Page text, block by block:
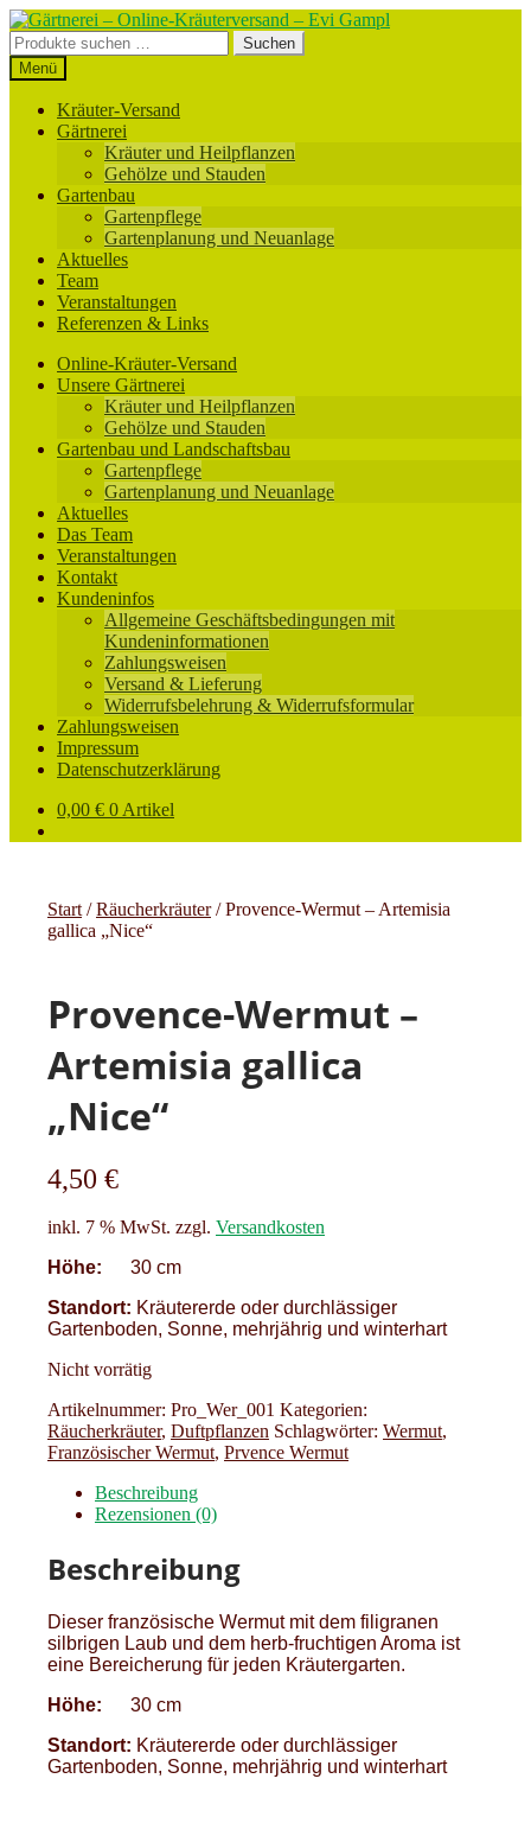
Zur
Navigation
springen
Zum
Inhalt
springen
Suchen
nach:
Suchen
Menü
Kräuter-Versand
Gärtnerei
Kräuter und Heilpflanzen
Gehölze und Stauden
Gartenbau
Gartenpflege
Gartenplanung und Neuanlage
Aktuelles
Team
Veranstaltungen
Referenzen & Links
Online-Kräuter-Versand
Unsere Gärtnerei
Kräuter und Heilpflanzen
Gehölze und Stauden
Gartenbau und Landschaftsbau
Gartenpflege
Gartenplanung und Neuanlage
Aktuelles
Das Team
Veranstaltungen
Kontakt
Kundeninfos
Allgemeine Geschäftsbedingungen mit
Kundeninformationen
Zahlungsweisen
Versand & Lieferung
Widerrufsbelehrung & Widerrufsformular
Zahlungsweisen
Impressum
Datenschutzerklärung
0,00 € 0 Artikel
Start /Räucherkräuter/Provence-Wermut – Artemisia
gallica „Nice“
Provence-Wermut –
Artemisia gallica
„Nice“
4,50 €
inkl. 7 % MwSt. zzgl. Versandkosten
Höhe: 30 cm
Standort: Kräutererde oder durchlässiger
Gartenboden, Sonne, mehrjährig und winterhart
Nicht vorrätig
Artikelnummer: Pro_Wer_001 Kategorien:
Räucherkräuter, Duftpflanzen Schlagwörter: Wermut,
Französischer Wermut, Prvence Wermut
Beschreibung
Rezensionen (0)
Beschreibung
Dieser französische Wermut mit dem filigranen
silbrigen Laub und dem herb-fruchtigen Aroma ist
eine Bereicherung für jeden Kräutergarten.
Höhe: 30 cm
Standort: Kräutererde oder durchlässiger
Gartenboden, Sonne, mehrjährig und winterhart